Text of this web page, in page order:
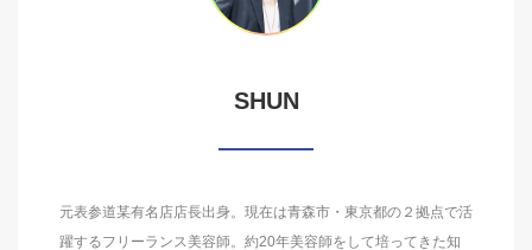
SHUN
元表参道某有名店店長出身。現在は青森市・東京都の２拠点で活
躍するフリーランス美容師。約20年美容師をして培ってきた知